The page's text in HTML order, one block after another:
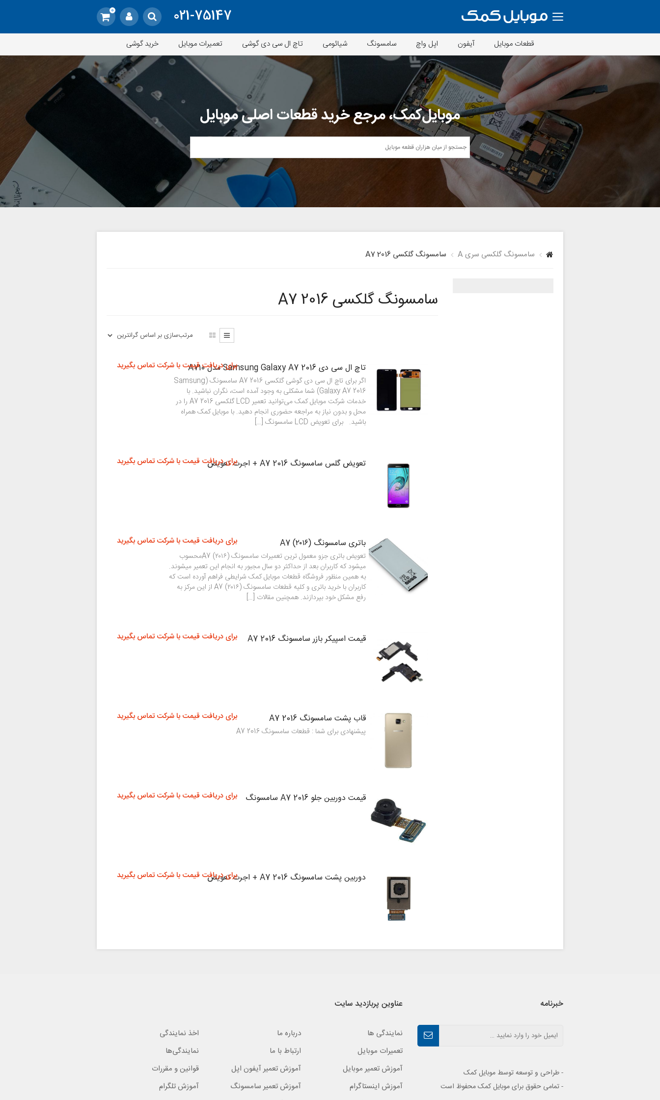
021-75147
0
قطعات موبایل آیفون اپل واچ سامسونگ شیائومی تاچ ال سی دی گوشی تعمیرات موبایل خرید گوشی
موبایل‌کمک، مرجع خرید قطعات اصلی موبایل
سامسونگ گلکسی سری A سامسونگ گلکسی A7 2016
سامسونگ گلکسی A7 2016
تاچ ال سی دی Samsung Galaxy A7 2016 مدل A710
اگر برای تاچ ال سی دی گوشی گلکسی A7 2016 سامسونگ (Samsung
Galaxy A7 2016) شما مشکلی به وجود آمده است، نگران نباشید. با
خدمات شرکت موبایل کمک می‌توانید تعمیر LCD گلکسی A7 2016 را در
محل و بدون نیاز به مراجعه حضوری انجام دهید. با موبایل کمک همراه
باشید. برای تعویض LCD سامسونگ […]
برای دریافت قیمت با شرکت تماس بگیرید
تعویض گلس سامسونگ A7 2016 + اجرت تعویض برای دریافت قیمت با شرکت تماس بگیرید
باتری سامسونگ (۲۰۱۶) A7
تعویض باتری جزو معمول ترین تعمیرات سامسونگ (۲۰۱۶) A7محسوب
میشود که کاربران بعد از حداکثر دو سال مجبور به انجام این تعمیر میشوند.
به همین منظور فروشگاه قطعات موبایل کمک شرایطی فراهم آورده است که
کاربران با خرید باتری و کلیه قطعات سامسونگ (۲۰۱۶) A7 از این مرکز به
رفع مشکل خود بپردازند. همچنین مقالات […]
برای دریافت قیمت با شرکت تماس بگیرید
قیمت اسپیکر بازر سامسونگ A7 2016 برای دریافت قیمت با شرکت تماس بگیرید
قاب پشت سامسونگ A7 2016
پیشنهادی برای شما : قطعات سامسونگ A7 2016
برای دریافت قیمت با شرکت تماس بگیرید
قیمت دوربین جلو A7 2016 سامسونگ برای دریافت قیمت با شرکت تماس بگیرید
دوربین پشت سامسونگ A7 2016 + اجرت تعویض برای دریافت قیمت با شرکت تماس بگیرید
خبرنامه
- طراحی و توسعه توسط موبایل کمک
- تمامی حقوق برای موبایل کمک محفوظ است
عناوین پربازدید سایت
نمایندگی ها درباره ما
اخذ نمایندگی
تعمیرات موبایل
ارتباط با ما
نمایندگی‌ها
آموزش تعمیر موبایل
آموزش تعمیر آیفون اپل
قوانین و مقررات
آموزش اینستاگرام
آموزش تعمیر سامسونگ
آموزش تلگرام